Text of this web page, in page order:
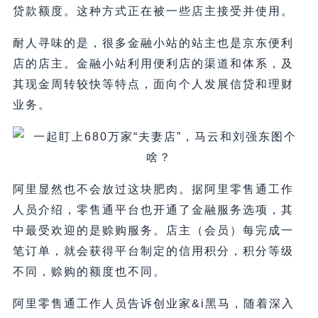
贷款额度。这种方式正在被一些店主接受并使用。
耐人寻味的是，很多金融小站的站主也是京东便利
店的店主。金融小站利用便利店的渠道和体系，及
其现金周转较快等特点，面向个人发展信贷和理财
业务。
阿里显然也不会放过这块肥肉。据阿里零售通工作
人员介绍，零售通平台也开通了金融服务选项，其
中最受欢迎的是赊购服务。店主（会员）每完成一
笔订单，就会获得平台制定的信用积分，积分等级
不同，赊购的额度也不同。
阿里零售通工作人员告诉创业家&i黑马，随着深入